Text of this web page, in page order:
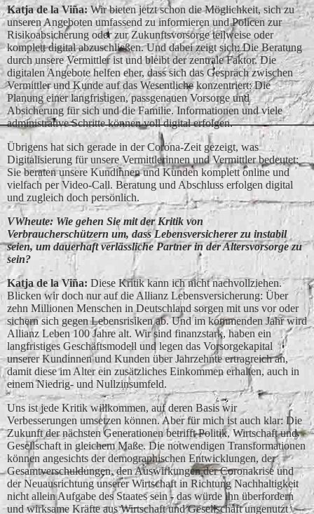
Katja de la Vin͂a:Wir bieten jetzt schon die Möglichkeit, sich zu
unseren Angeboten umfassend zu informieren und Policen zur
Risikoabsicherung oder zur Zukunftsvorsorge teilweise oder
komplett digital abzuschließen. Und dabei zeigt sich: Die Beratung
durch unsere Vermittler ist und bleibt der zentrale Faktor. Die
digitalen Angebote helfen eher, dass sich das Gespräch zwischen
Vermittler und Kunde auf das Wesentliche konzentriert: Die
Planung einer langfristigen, passgenauen Vorsorge und
Absicherung für sich und die Familie. Informationen und viele
administrative Schritte können voll digital erfolgen.
Übrigens hat sich gerade in der Corona-Zeit gezeigt, was
Digitalisierung für unsere Vermittlerinnen und Vermittler bedeutet:
Sie beraten unsere Kundinnen und Kunden komplett online und
vielfach per Video-Call. Beratung und Abschluss erfolgen digital
und zugleich doch persönlich.
VWheute: Wie gehen Sie mit der Kritik von
Verbraucherschützern um, dass Lebensversicherer zu instabil
seien, um dauerhaft verlässliche Partner in der Altersvorsorge zu
sein?
Katja de la Vin͂a: Diese Kritik kann ich nicht nachvollziehen.
Blicken wir doch nur auf die Allianz Lebensversicherung: Über
zehn Millionen Menschen in Deutschland sorgen mit uns vor oder
sichern sich gegen Lebensrisiken ab. Und im kommenden Jahr wird
Allianz Leben 100 Jahre alt. Wir sind finanzstark, haben ein
langfristiges Geschäftsmodell und legen das Vorsorgekapital
unserer Kundinnen und Kunden über Jahrzehnte ertragreich an,
damit diese im Alter ein zusätzliches Einkommen erhalten, auch in
einem Niedrig- und Nullzinsumfeld.
Uns ist jede Kritik willkommen, auf deren Basis wir
Verbesserungen umsetzen können. Aber für mich ist auch klar: Die
Zukunft der nächsten Generationen betrifft Politik, Wirtschaft und
Gesellschaft in gleichem Maße. Die notwendigen Transformationen
können angesichts der demographischen Entwicklungen, der
Gesamtverschuldungen, den Auswirkungen der Coronakrise und
der Neuausrichtung unserer Wirtschaft in Richtung Nachhaltigkeit
nicht allein Aufgabe des Staates sein - das würde ihn überfordern
und wirksame Kräfte aus Wirtschaft und Gesellschaft ungenutzt